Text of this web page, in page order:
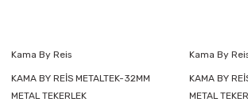
Kama By Reis
KAMA BY REİS METALTEK-32MM
METAL TEKERLEK
Kama By
KAMA BY
METAL